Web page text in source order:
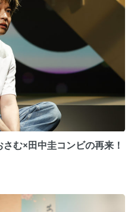
む×田中圭コンビの再来！